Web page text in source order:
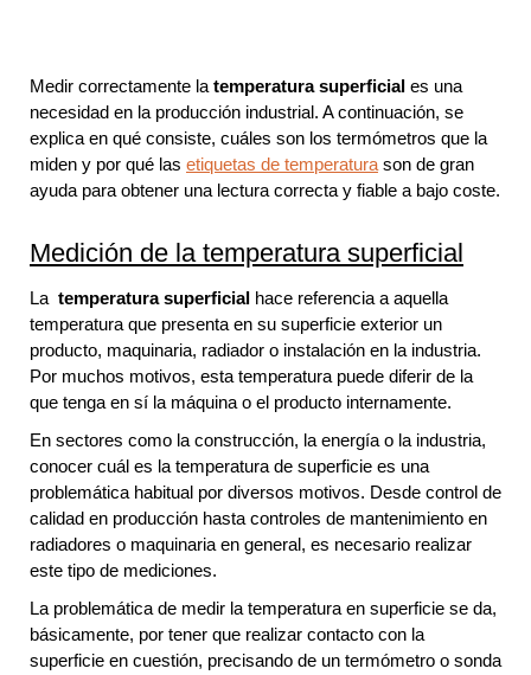
Medir correctamente latemperatura superficial es una
necesidad en la producción industrial. A continuación, se
explica en qué consiste, cuáles son los termómetros que la
miden y por qué las etiquetas de temperatura son de gran
ayuda para obtener una lectura correcta y fiable a bajo coste.
Medición de la temperatura superficial
La temperatura superficial hace referencia a aquella
temperatura que presenta en su superficie exterior un
producto, maquinaria, radiador o instalación en la industria.
Por muchos motivos, esta temperatura puede diferir de la
que tenga en sí la máquina o el producto internamente.
En sectores como la construcción, la energía o la industria,
conocer cuál es la temperatura de superficie es una
problemática habitual por diversos motivos. Desde control de
calidad en producción hasta controles de mantenimiento en
radiadores o maquinaria en general, es necesario realizar
este tipo de mediciones.
La problemática de medir la temperatura en superficie se da,
básicamente, por tener que realizar contacto con la
superficie en cuestión, precisando de un termómetro o sonda